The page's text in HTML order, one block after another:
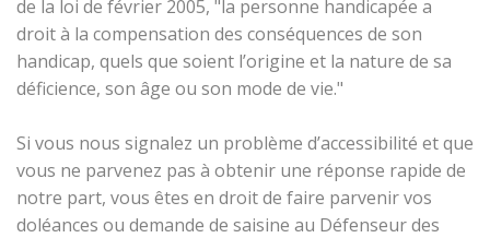
de la loi de février 2005, "la personne handicapée a
droit à la compensation des conséquences de son
handicap, quels que soient l’origine et la nature de sa
déficience, son âge ou son mode de vie."
Si vous nous signalez un problème d’accessibilité et que
vous ne parvenez pas à obtenir une réponse rapide de
notre part, vous êtes en droit de faire parvenir vos
doléances ou demande de saisine au Défenseur des